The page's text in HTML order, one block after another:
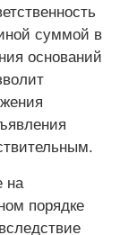
суммой в
оснований
на
порядке